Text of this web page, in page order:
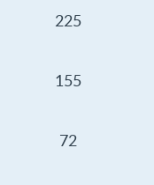
225
155
72